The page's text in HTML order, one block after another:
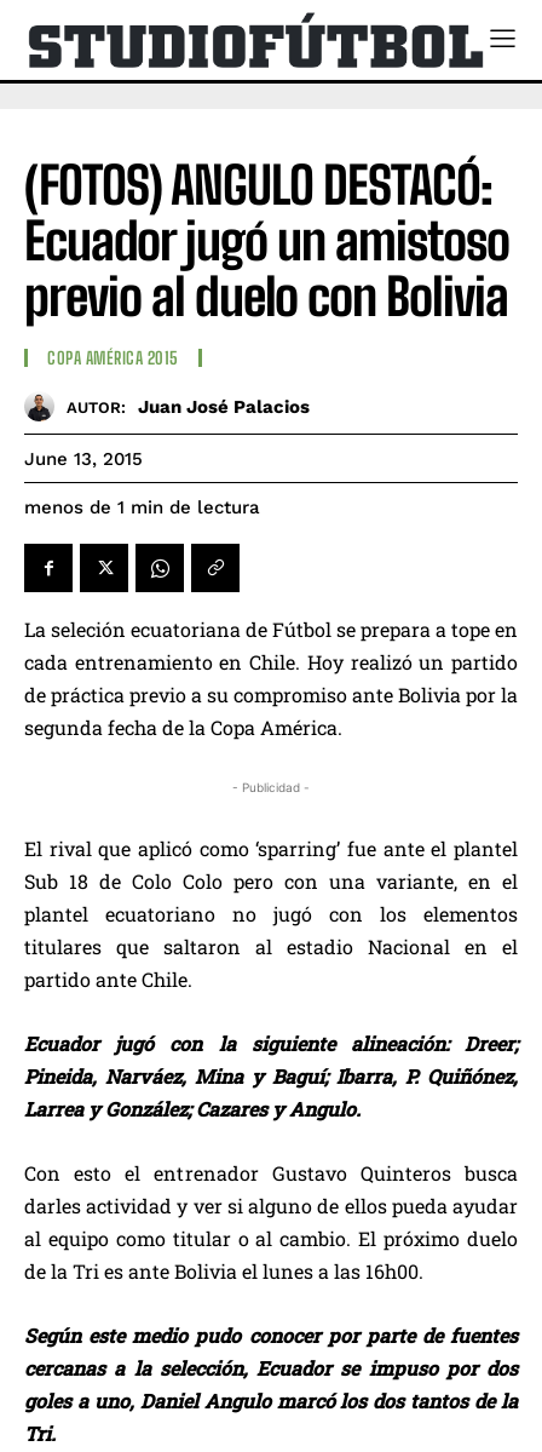
(FOTOS) ANGULO DESTACÓ:
Ecuador jugó un amistoso
previo al duelo con Bolivia
COPA AMÉRICA 2015
AUTOR: Juan José Palacios
June 13, 2015
menos de 1 min de lectura
La seleción ecuatoriana de Fútbol se prepara a tope en
cada entrenamiento en Chile. Hoy realizó un partido
de práctica previo a su compromiso ante Bolivia por la
segunda fecha de la Copa América.
- Publicidad -
El rival que aplicó como ‘sparring’ fue ante el plantel
Sub 18 de Colo Colo pero con una variante, en el
plantel ecuatoriano no jugó con los elementos
titulares que saltaron al estadio Nacional en el
partido ante Chile.
Ecuador jugó con la siguiente alineación: Dreer;
Pineida, Narváez, Mina y Baguí; Ibarra, P. Quiñónez,
Larrea y González; Cazares y Angulo.
Con esto el entrenador Gustavo Quinteros busca
darles actividad y ver si alguno de ellos pueda ayudar
al equipo como titular o al cambio. El próximo duelo
de la Tri es ante Bolivia el lunes a las 16h00.
Según este medio pudo conocer por parte de fuentes
cercanas a la selección, Ecuador se impuso por dos
goles a uno, Daniel Angulo marcó los dos tantos de la
Tri.